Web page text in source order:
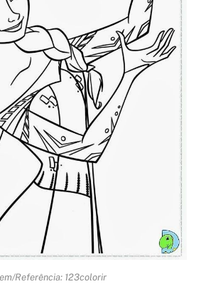
Referência: 123colorir